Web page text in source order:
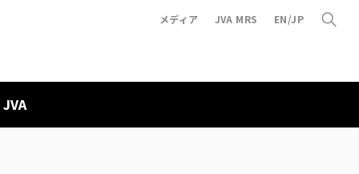
メディア JVA MRS EN/JP
JVA